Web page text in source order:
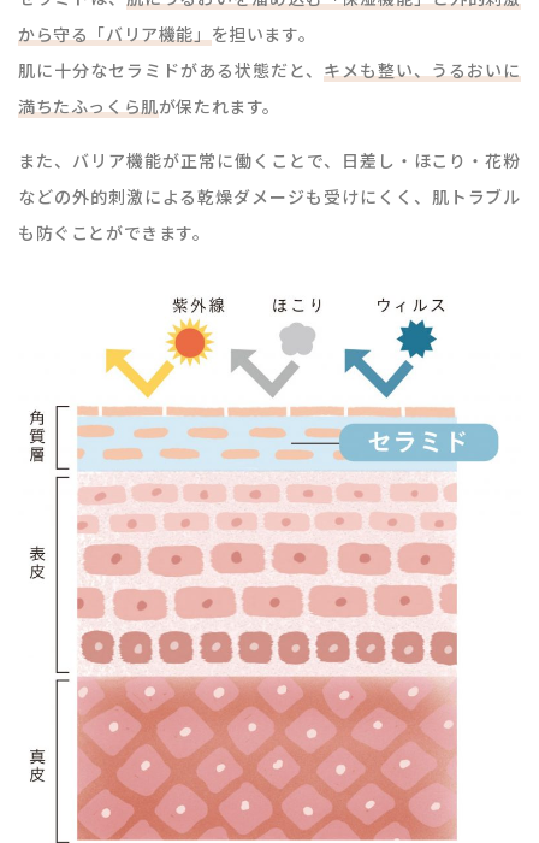
から守る「バリア機能」を担います。
肌に十分なセラミドがある状態だと、 キメも整い、うるおいに
満ちたふっくら肌が保たれます。
また、バリア機能が正常に働くことで、日差し・ほこり・花粉
などの外的刺激による乾燥ダメージも受けにくく、肌トラブル
も防ぐことができます。